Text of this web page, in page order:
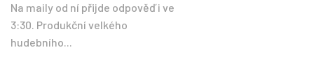
Na maily od ní přijde odpověď i ve
3:30. Produkční velkého
hudebního...